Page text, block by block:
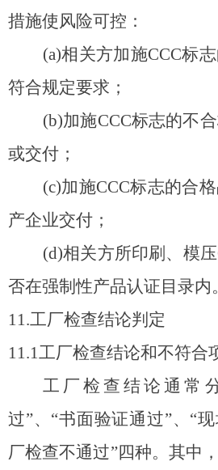
措施使风险可控：
(a)相关方加施CCC标
符合规定要求；
(b)加施CCC标志的不
或交付；
(c)加施CCC标志的合
产企业交付；
(d)相关方所印刷、模
否在强制性产品认证目录内。
11.工厂检查结论判定
11.1工厂检查结论和不符合
工厂检查结论通常
过”、“书面验证通过”、“
厂检查不通过”四种。其中